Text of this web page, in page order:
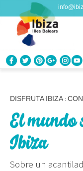
DISFRUTA IBIZA
Cada día algo nuevo
DISFRUTA IBIZA :
El mundo
Ibiza
Sobre un